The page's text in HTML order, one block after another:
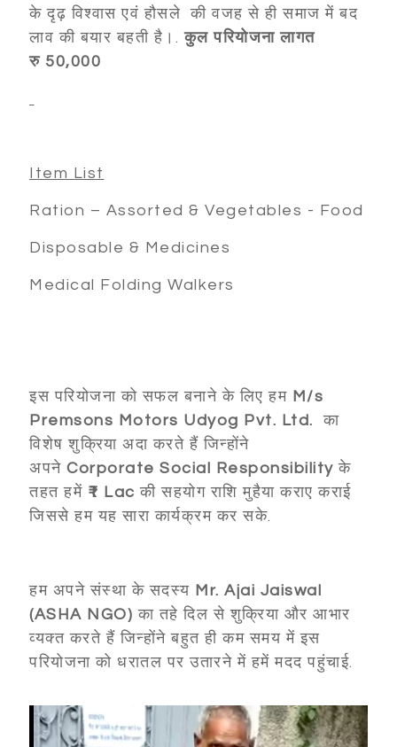
के दृढ़ विश्वास एवं हौसले की वजह से ही समाज में बद
लाव की बयार बहती है।.कुल परियोजना लागत
रु 50,000
Item List
Ration – Assorted & Vegetables - Food
Disposable & Medicines
Medical Folding Walkers
इस परियोजना को सफल बनाने के लिए हम M/s
Premsons Motors Udyog Pvt. Ltd. का
विशेष शुक्रिया अदा करते हैं जिन्होंने
अपने Corporate Social Responsibility के
तहत हमें ₹1 Lac की सहयोग राशि मुहैया कराए कराई
जिससे हम यह सारा कार्यक्रम कर सके.
हम अपने संस्था के सदस्य Mr. Ajai Jaiswal
(ASHA NGO) का तहे दिल से शुक्रिया और आभार
व्यक्त करते हैं जिन्होंने बहुत ही कम समय में इस
परियोजना को धरातल पर उतारने में हमें मदद पहुंचाई.